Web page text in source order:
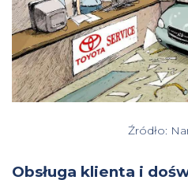
Źródło:
Obsługa klienta i